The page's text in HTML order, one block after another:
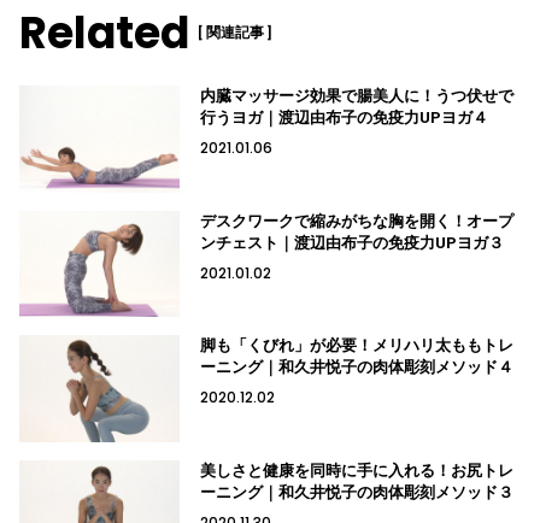
Related [ 関連記事 ]
内臓マッサージ効果で腸美人に！うつ伏せで
行うヨガ｜渡辺由布子の免疫力UPヨガ４
2021.01.06
デスクワークで縮みがちな胸を開く！オープ
ンチェスト｜渡辺由布子の免疫力UPヨガ３
2021.01.02
脚も「くびれ」が必要！メリハリ太ももトレ
ーニング｜和久井悦子の肉体彫刻メソッド４
2020.12.02
美しさと健康を同時に手に入れる！お尻トレ
ーニング｜和久井悦子の肉体彫刻メソッド３